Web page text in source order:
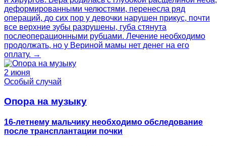
деформированными челюстями, перенесла ряд
операций, до сих пор у девочки нарушен прикус, почти
все верхние зубы разрушены, губа стянута
послеоперационными рубцами. Лечение необходимо
продолжать, но у Вериной мамы нет денег на его
оплату. →
2 июня
Особый случай
Опора на музыку
16-летнему мальчику необходимо обследование
после трансплантации почки